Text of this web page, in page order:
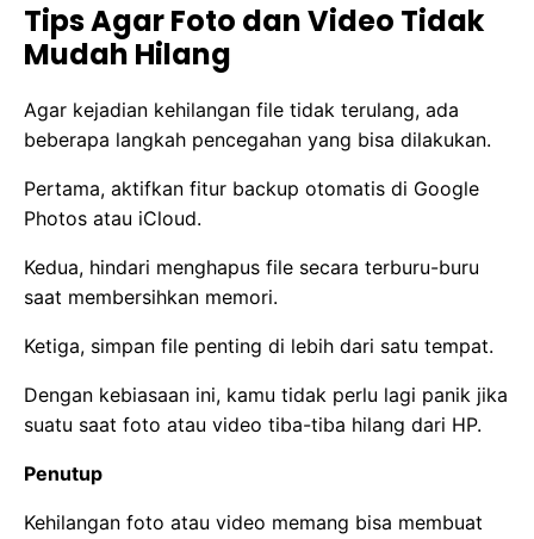
Tips Agar Foto dan Video Tidak
Mudah Hilang
Agar kejadian kehilangan file tidak terulang, ada
beberapa langkah pencegahan yang bisa dilakukan.
Pertama, aktifkan fitur backup otomatis di Google
Photos atau iCloud.
Kedua, hindari menghapus file secara terburu-buru
saat membersihkan memori.
Ketiga, simpan file penting di lebih dari satu tempat.
Dengan kebiasaan ini, kamu tidak perlu lagi panik jika
suatu saat foto atau video tiba-tiba hilang dari HP.
Penutup
Kehilangan foto atau video memang bisa membuat